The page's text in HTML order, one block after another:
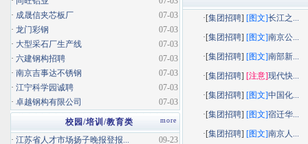
·[集团招聘] [图文]长江之...
·[集团招聘] [图文]南京公...
·[集团招聘] [图文]南部新...
·[集团招聘] [注意]现代快...
·[集团招聘] [图文]中国化...
·[集团招聘] [图文]宿迁华...
·[集团招聘] [图文]南京人...
07-03
· 成晟信夹芯板厂
07-03
· 龙门彩钢
07-03
· 大型采石厂生产线
07-03
· 六建钢构招聘
07-03
· 南京吉事达不锈钢
07-03
· 江宁科学园诚聘
07-03
· 卓越钢构有限公司
more
校园/培训/教育类
09-23
· 江苏省人才市场扬子晚报登报...